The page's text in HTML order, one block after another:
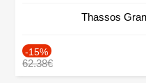
Thassos
-15%
62.38€